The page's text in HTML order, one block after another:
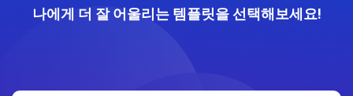
나에게 더 잘 어울리는 템플릿을 선택해보세요!